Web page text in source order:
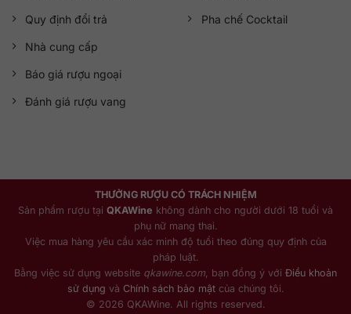
Quy định đổi trả
Nhà cung cấp
Báo giá rượu ngoại
Đánh giá rượu vang
Pha chế Cocktail
THƯỞNG RƯỢU CÓ TRÁCH NHIỆM
Sản phẩm rượu tại QKAWine không dành cho người dưới 18 tuổi và
phụ nữ mang thai.
Việc mua hàng yêu cầu xác minh độ tuổi theo đúng quy định của
pháp luật.
Bằng việc sử dụng website qkawine.com , bạn đồng ý với Điều khoản
sử dụng và Chính sách bảo mậtcủa chúng tôi.
© 2026 QKAWine. All rights reserved.